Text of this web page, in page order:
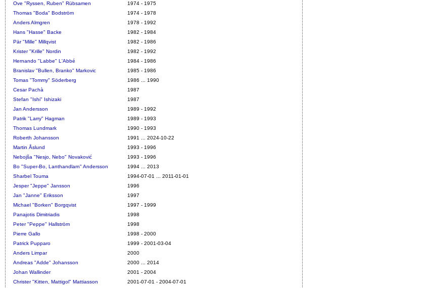
Ove "Ryssen, Ruben" Rübsamen
1974 - 1975
Thomas "Boda" Bodström
1974 - 1978
Anders Almgren
1978 - 1992
Hans "Hasse" Backe
1982 - 1984
Pär "Mille" Millqvist
1982 - 1986
Krister "Krille" Nordin
1982 - 1992
Hernando "Labbe" L'Abbé
1984 - 1986
Branislav "Bullen, Branko" Markovic
1985 - 1986
Tomas "Tommy" Söderberg
1986 ... 1990
Cesar Pachà
1987
Stefan "Ishi" Ishizaki
1987
Jan Andersson
1989 - 1992
Patrik "Larry" Hagman
1989 - 1993
Thomas Lundmark
1990 - 1993
Roberth Johansson
1991 ... 2024-10-22
Martin Åslund
1993 - 1996
Nebojša "Nesjo, Nebo" Novaković
1993 - 1996
Bo "Super-Bo, Lanthandlarn" Andersson
1994 ... 2013
Sharbel Touma
1994-07-01 ... 2011-01-01
Jesper "Jeppe" Jansson
1996
Jan "Janne" Eriksson
1997
Michael "Borken" Borgqvist
1997 - 1999
Panajotis Dimitriadis
1998
Peter "Peppe" Hallström
1998
Pierre Gallo
1998 - 2000
Patrick Pupparo
1999 - 2001-03-04
Anders Limpar
2000
Andreas "Adde" Johansson
2000 ... 2014
Johan Wallinder
2001 - 2004
Christer "Kitten, Mattigol" Mattiasson
2001-07-01 - 2004-07-01